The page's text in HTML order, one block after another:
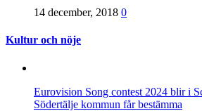
14 december, 2018 0
Kultur och nöje
Eurovision Song contest 2024 blir i
Södertälje kommun får bestämma